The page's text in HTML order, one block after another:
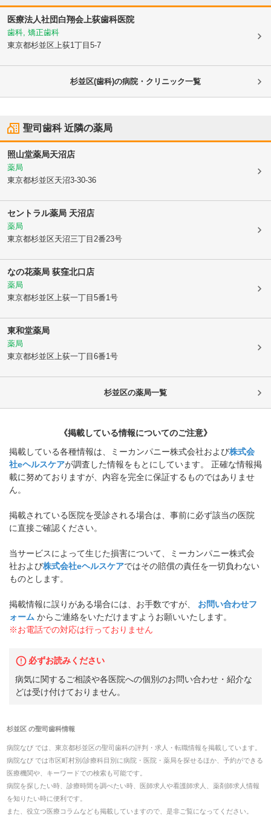
医療法人社団白翔会 上荻歯科医院
歯科, 矯正歯科
東京都杉並区 上荻1丁目5-7
杉並区(歯科)の病院・クリニック一覧
聖司歯科近隣の薬局
照山堂薬局天沼店
薬局
東京都杉並区天沼3-30-36
セントラル薬局 天沼店
薬局
東京都杉並区天沼三丁目2番23号
なの花薬局 荻窪北口店
薬局
東京都杉並区 上荻一丁目5番1号
東和堂薬局
薬局
東京都杉並区 上荻一丁目6番1号
杉並区の薬局一覧
《掲載している情報についてのご注意》
掲載している各種情報は、ミーカンパニー株式会社および株式会
社eヘルスケアが調査した情報をもとにしています。 正確な情報掲
載に努めておりますが、内容を完全に保証するものではありませ
ん。
掲載されている医院を受診される場合は、事前に必ず該当の医院
に直接ご確認ください。
当サービスによって生じた損害について、ミーカンパニー株式会
社および株式会社eヘルスケアではその賠償の責任を一切負わない
ものとします。
掲載情報に誤りがある場合には、お手数ですが、
お問い合わせフ
ォーム からご連絡をいただけますようお願いいたします。
※お電話での対応は行っておりません
必ずお読みください
病気に関するご相談や各医院への個別のお問い合わせ・紹介な
どは受け付けておりません。
杉並区の聖司歯科情報
病院なび では、 東京都杉並区の聖司歯科の評判・求人・転職情報を掲載しています。
病院なび では市区町村別/診療科目別に病院・医院・薬局を探せるほか、予約ができる
医療機関や、キーワードでの検索も可能です。
病院を探したい時、診療時間を調べたい時、医師求人や看護師求人、薬剤師求人情報
を知りたい時に便利です。
また、役立つ医療コラムなども掲載していますので、是非ご覧になってください。